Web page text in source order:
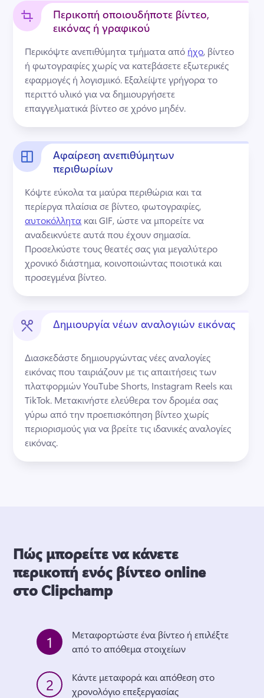
Περικοπή οποιουδήποτε βίντεο,
εικόνας ή γραφικού
Περικόψτε ανεπιθύμητα τμήματα από ήχο, βίντεο
ή φωτογραφίες χωρίς να κατεβάσετε εξωτερικές
εφαρμογές ή λογισμικό. Εξαλείψτε γρήγορα το
περιττό υλικό για να δημιουργήσετε
επαγγελματικά βίντεο σε χρόνο μηδέν.
Αφαίρεση ανεπιθύμητων
περιθωρίων
Κόψτε εύκολα τα μαύρα περιθώρια και τα
περίεργα πλαίσια σε βίντεο, φωτογραφίες,
αυτοκόλλητα και GIF, ώστε να μπορείτε να
Προσελκύστε τους θεατές σας για μεγαλύτερο
χρονικό διάστημα, κοινοποιώντας ποιοτικά και
προσεγμένα βίντεο.
Δημιουργία νέων αναλογιών εικόνας
Διασκεδάστε δημιουργώντας νέες αναλογίες
εικόνας που ταιριάζουν με τις απαιτήσεις των
πλατφορμών YouTube Shorts, Instagram Reels και
TikTok. Μετακινήστε ελεύθερα τον δρομέα σας
γύρω από την προεπισκόπηση βίντεο χωρίς
περιορισμούς για να βρείτε τις ιδανικές αναλογίες
εικόνας.
Πώς μπορείτε να κάνετε
περικοπή ενός βίντεο online
στο Clipchamp
1
Μεταφορτώστε ένα βίντεο ή επιλέξτε
από το απόθεμα στοιχείων
2
Κάντε μεταφορά και απόθεση στο
χρονολόγιο επεξεργασίας